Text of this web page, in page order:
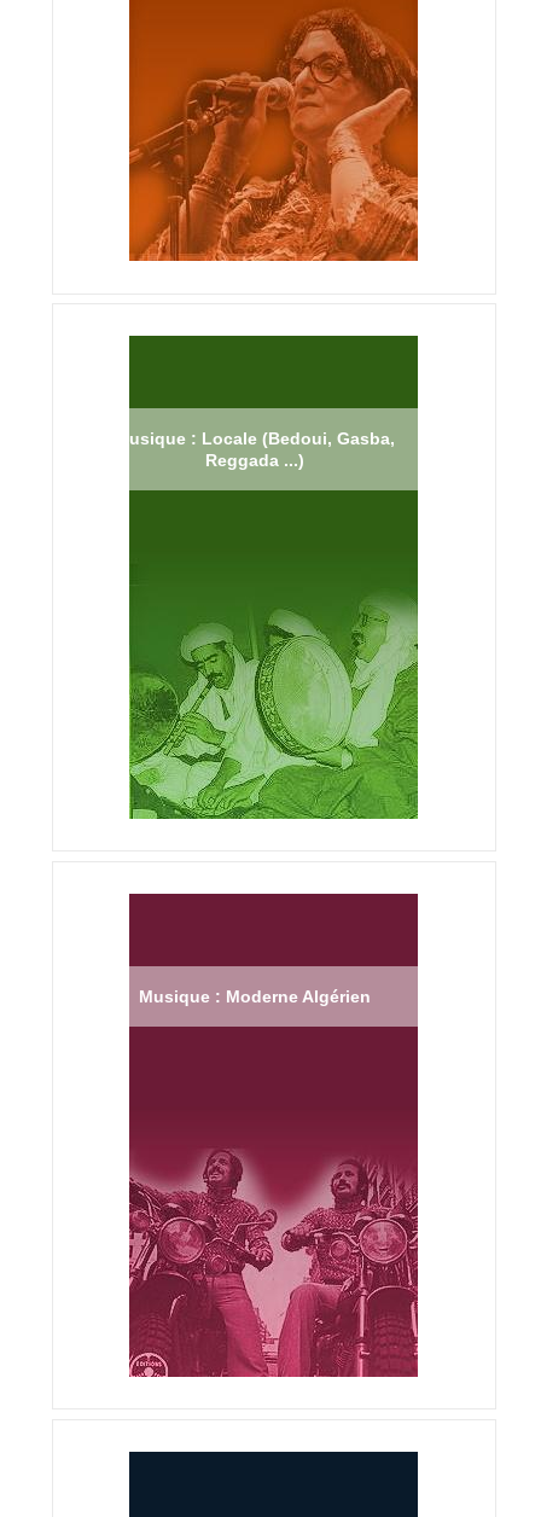
Musique : Locale (Bedoui, Gasba,
Reggada ...)
Musique : Moderne Algérien